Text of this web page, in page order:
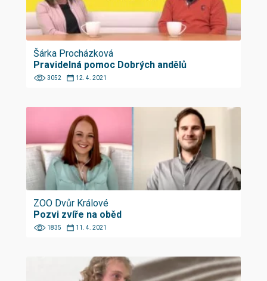
Šárka Procházková
Pravidelná pomoc Dobrých andělů
3052 12. 4. 2021
ZOO Dvůr Králové
Pozvi zvíře na oběd
1835 11. 4. 2021